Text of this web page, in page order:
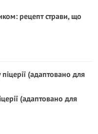
рецепт страви, що
(адаптовано для